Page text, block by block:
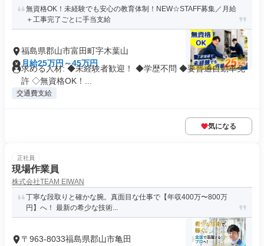
無資格OK！未経験でも安心の教育体制！NEW☆STAFF募集／月給
＋工事完了ごとに手当支給
福島県郡山市富田町字木葉山
月給25万円～45万円
求める人材: ◆未経験者歓迎！ ◆学歴不問 ◆要普通自動車免
許 ◇無資格OK！...
交通費支給
気になる
正社員
現場作業員
株式会社TEAM EIWAN
丁寧な段取りと確かな腕。真面目な仕事で【年収400万〜800万
円】へ！ 最新の希少な技術...
〒963-8033福島県郡山市亀田